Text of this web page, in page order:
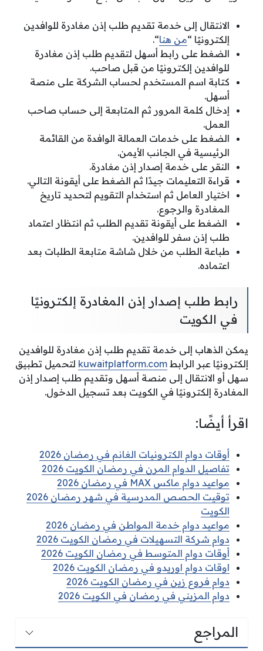
الانتقال إلى خدمة تقديم طلب إذن مغادرة للوافدين
إلكترونيًا “من هنا“.
الضغط على رابط أسهل لتقديم طلب إذن مغادرة
للوافدين إلكترونيًا من قبل صاحب.
كتابة اسم المستخدم لحساب الشركة على منصة
أسهل.
إدخال كلمة المرور ثم المتابعة إلى حساب صاحب
العمل.
الضغط على خدمات العمالة الوافدة من القائمة
الرئيسية في الجانب الأيمن.
النقر على خدمة إصدار إذن مغادرة.
قراءة التعليمات جيدًا ثم الضغط على أيقونة التالي.
اختيار العامل ثم استخدام التقويم لتحديد تاريخ
المغادرة والرجوع.
الضغط على أيقونة تقديم الطلب ثم انتظار اعتماد
طلب إذن سفر للوافدين.
طباعة الطلب من خلال شاشة متابعة الطلبات بعد
اعتماده.
رابط طلب إصدار إذن المغادرة إلكترونيًا
في الكويت
يمكن الذهاب إلى خدمة تقديم طلب إذن مغادرة للوافدين
إلكترونيًا عبر الرابط kuwaitplatform.com لتحميل تطبيق
سهل أو الانتقال إلى منصة أسهل وتقديم طلب إصدار إذن
المغادرة إلكترونيًا في الكويت بعد تسجيل الدخول.
اقرأ أيضًا:
أوقات دوام الكترونيات الغانم في رمضان 2026
تفاصيل الدوام المرن في رمضان الكويت 2026
مواعيد دوام ماكس MAX في رمضان 2026
توقيت الحصص المدرسية في شهر رمضان 2026
الكويت
مواعيد دوام خدمة المواطن في رمضان 2026
دوام شركة التسهيلات في رمضان الكويت 2026
أوقات دوام المتوسط في رمضان الكويت 2026
اوقات دوام اوريدو في رمضان الكويت 2026
دوام فروع زين في رمضان الكويت 2026
دوام المزيني في رمضان في الكويت 2026
المراجع